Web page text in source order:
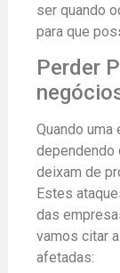
ser quando
para que
Perder
Quando
dependendo
deixam de
Estes
das
vamos citar
afetadas: